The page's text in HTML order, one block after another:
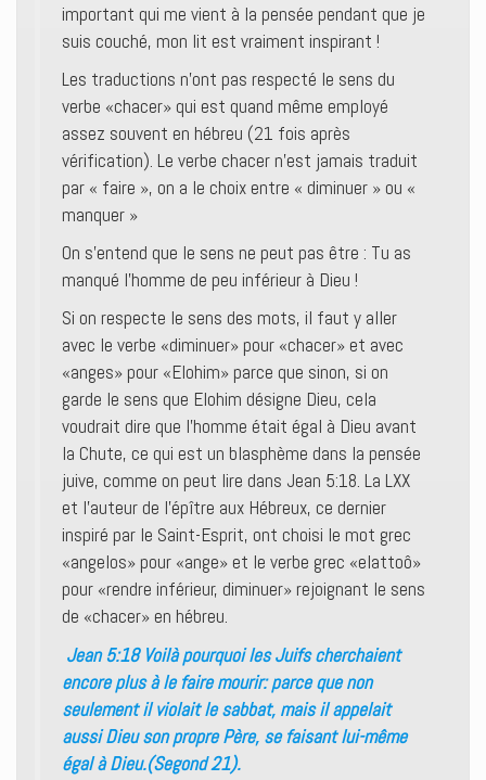
important qui me vient à la pensée pendant que je
suis couché, mon lit est vraiment inspirant !
Les traductions n’ont pas respecté le sens du
verbe «chacer» qui est quand même employé
assez souvent en hébreu (21 fois après
vérification). Le verbe chacer n’est jamais traduit
par « faire », on a le choix entre « diminuer » ou «
manquer »
On s’entend que le sens ne peut pas être : Tu as
manqué l’homme de peu inférieur à Dieu !
Si on respecte le sens des mots, il faut y aller
avec le verbe «diminuer» pour «chacer» et avec
«anges» pour «Elohim» parce que sinon, si on
garde le sens que Elohim désigne Dieu, cela
voudrait dire que l’homme était égal à Dieu avant
la Chute, ce qui est un blasphème dans la pensée
juive, comme on peut lire dans Jean 5:18. La LXX
et l’auteur de l’épître aux Hébreux, ce dernier
inspiré par le Saint-Esprit, ont choisi le mot grec
«angelos» pour «ange» et le verbe grec «elattoô»
pour «rendre inférieur, diminuer» rejoignant le sens
de «chacer» en hébreu.
Jean 5:18 Voilà pourquoi les Juifs cherchaient
encore plus à le faire mourir: parce que non
seulement il violait le sabbat, mais il appelait
aussi Dieu son propre Père, se faisant lui-même
égal à Dieu.(Segond 21).